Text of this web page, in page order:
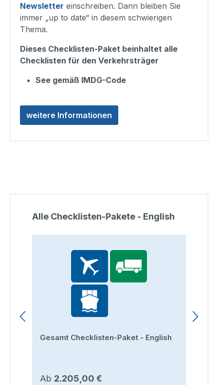
Newsletter einschreiben. Dann bleiben Sie
immer „up to date“ in diesem schwierigen
Thema.
Dieses Checklisten-Paket beinhaltet alle
Checklisten für den Verkehrsträger
See gemäß IMDG-Code
weitere Informationen
Produktgalerie überspringen
Alle Checklisten-Pakete - English
Gesamt Checklisten-Paket - English
Regulärer Preis:
Ab 2.205,00 €